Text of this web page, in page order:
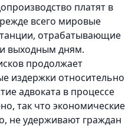
платят в
всего мировые
отрабатывающие
выходным дням.
продолжает
издержки относительно
адвоката в процессе
так что экономические
не удерживают граждан